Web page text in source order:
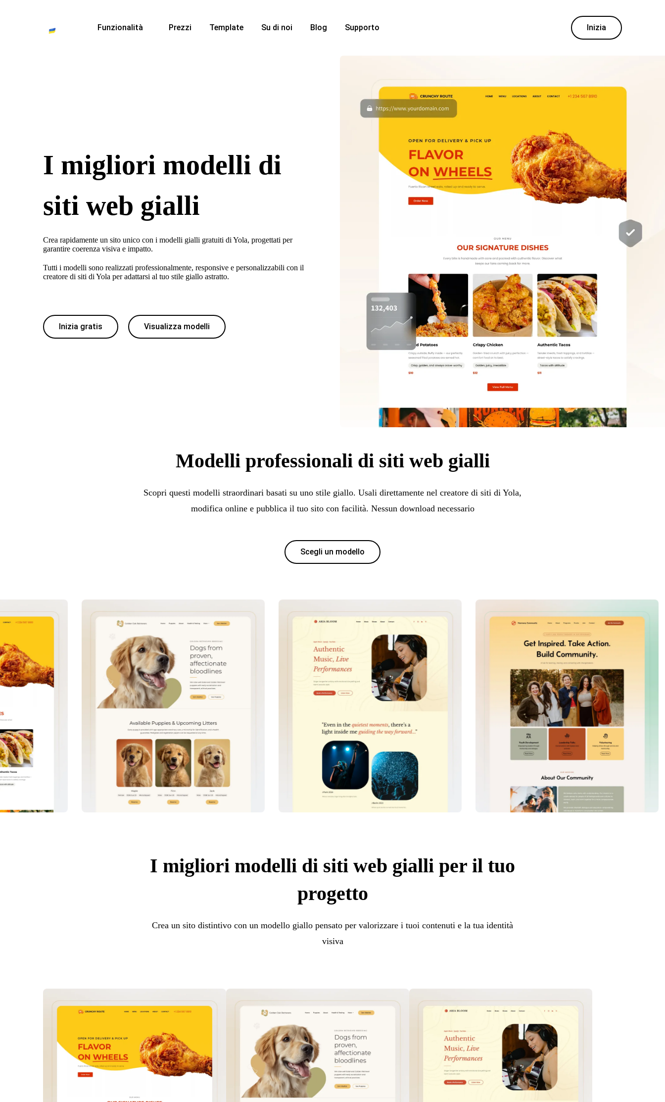
Funzionalità Prezzi Template Su di noi Blog Supporto Inizia
I migliori modelli di
siti web gialli
Crea rapidamente un sito unico con i modelli gialli gratuiti di Yola, progettati per
garantire coerenza visiva e impatto.
Tutti i modelli sono realizzati professionalmente, responsive e personalizzabili con il
creatore di siti di Yola per adattarsi al tuo stile giallo astratto.
Inizia gratis Visualizza modelli
Modelli professionali di siti web gialli
Scopri questi modelli straordinari basati su uno stile giallo. Usali direttamente nel creatore di siti di Yola,
modifica online e pubblica il tuo sito con facilità. Nessun download necessario
Scegli un modello
I migliori modelli di siti web gialli per il tuo
progetto
Crea un sito distintivo con un modello giallo pensato per valorizzare i tuoi contenuti e la tua identità
visiva